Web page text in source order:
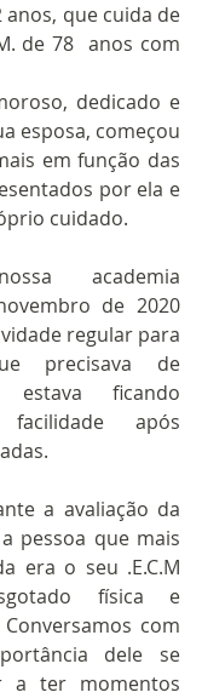
anos, que cuida de
de 78  anos com
dedicado e
esposa, começou
em função das
por ela e
cuidado.
academia
de 2020
regular para
precisava de
estava ficando
após
a avaliação da
pessoa que mais
era o seu .E.C.M
física e
com
dele se
a ter momentos